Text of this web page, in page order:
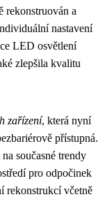
rekonstruován a
nastavení
LED osvětlení
zlepšila kvalitu
zařízení, která nyní
přístupná.
současné trendy
pro odpočinek
rekonstrukcí včetně